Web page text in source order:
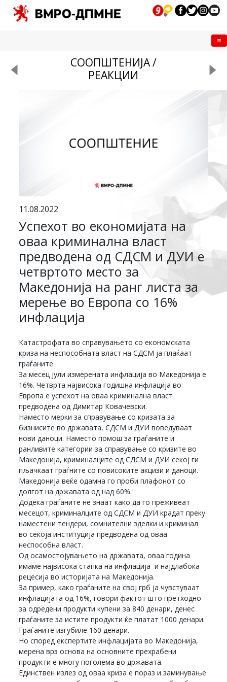
СООПШТЕНИЈА /
РЕАКЦИИ
11.08.2022
Успехот во економијата на
оваа криминална власт
предводена од СДСМ и ДУИ е
четвртото место за
Македонија на ранг листа за
мерење во Европа со 16%
инфлација
Катастрофата во справувањето со економската
криза на неспособната власт на СДСМ ја плаќаат
граѓаните.
За месец јули измерената инфлација во Македонија е
16%. Четврта највисока годишна инфлација во
Европа е успехот на оваа криминална власт
предводена од Димитар Ковачевски.
Наместо мерки за справување со кризата за
бизнисите во државата, СДСМ и ДУИ воведуваат
нови даноци. Наместо помош за граѓаните и
ранливите категории за справување со кризите во
Македонија, криминалците од СДСМ и ДУИ секој ги
пљачкаат граѓните со повисоките акцизи и даноци.
Македонија веќе одамна го проби плафонот со
долгот на државата од над 60%.
Додека граѓаните не знаат како да го преживеат
месецот, криминалците од СДСМ и ДУИ крадат преку
наместени тендери, сомнителни зделки и криминал
во секоја институција предводена од оваа
неспособна власт.
Од осамостојувањето на државата, оваа година
имаме највисока стапка на инфлација и најдлабока
рецесија во историјата на Македонија.
За пример, како граѓаните на свој грб ја чувстуваат
инфлацијата од 16%, говори фактот што претходно
за одредени продукти купени за 840 денари, денес
граѓаните за истите продукти ќе платат 1000 денари.
Граѓаните изгубиле 160 денари.
Но според експертите инфлацијата во Македонија,
мерена врз основа на основните прехрабени
продукти е многу поголема во државата.
Единствен излез од оваа криза е пораз и заминување